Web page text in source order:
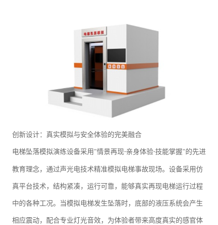
创新设计：真实模拟与安全体验的完美融合
电梯坠落模拟演练设备采用 "情景再现-亲身体验-技能掌握"的先进
教育理念，通过声光电技术精准模拟电梯事故现场。设备采用仿
真平台技术，结构紧凑，运行可靠，能够真实再现电梯运行过程
中的各种工况。当模拟电梯发生坠落时，底部的液压系统会产生
相应震动，配合专业灯光音效，为体验者带来高度真实的感官体